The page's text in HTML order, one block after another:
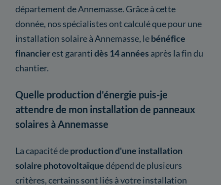
département de Annemasse. Grâce à cette
donnée, nos spécialistes ont calculé que pour une
installation solaire à Annemasse, lebénéfice
financierest garantidès 14 années après la fin du
chantier.
Quelle production d'énergie puis-je
attendre de mon installation de panneaux
solaires à Annemasse
La capacité deproduction d'une installation
solaire photovoltaïquedépend de plusieurs
critères, certains sont liés à votre installation